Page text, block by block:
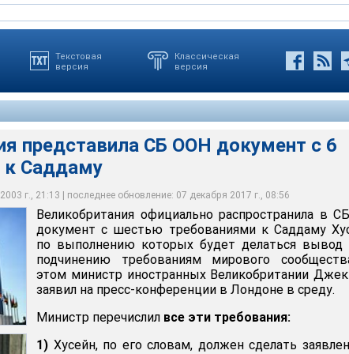
Текстовая
версия
Классическая
версия
представила СБ ООН документ с 6
к Саддаму
г., 21:13 | последнее обновление: 07 декабря 2017 г., 08:56
СБ ООН документ с 6 требованиями к Саддаму
СБ ООН документ с 6 требованиями к Саддаму
Великобритании Джек Стро заявил на пресс-
в среду
Клинтон поддержал документ Великобритании с 6 новыми
заявив, что предложение Лондона является шагом "в
Великобритания официально распространила в
документ с шестью требованиями к Саддаму
по выполнению которых будет делаться вывод
подчинению требованиям мирового
этом министр иностранных Великобритании
заявил на пресс-конференции в Лондоне в среду.
Министр перечислил все эти требования:
1) Хусейн, по его словам, должен сделать